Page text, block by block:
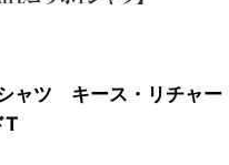
ャツ キース・リチャー
T